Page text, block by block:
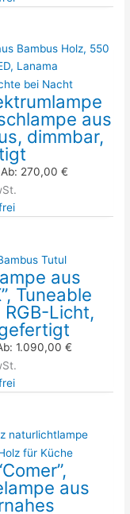
aus
dimmbar,
Ab: 270,00 €
aus
Tuneable
Licht,
1.090,00€
aus